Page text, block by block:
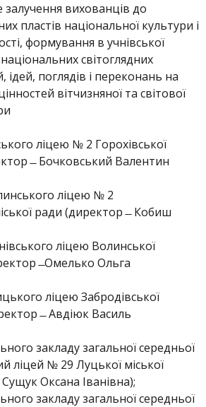
вихованців до
пластів національної культури і
формування в учнівської
світоглядних
ідей, поглядів і переконань на
вітчизняної та світової
ліцею № 2 Горохівської
Бочковський Валентин
ліцею № 2
ради (директор ̶ Кобиш
ліцею Волинської
Омелько Ольга
ліцею Забродівської
Авдіюк Василь
закладу загальної середньої
ліцей № 29 Луцької міської
Оксана Іванівна);
закладу загальної середньої